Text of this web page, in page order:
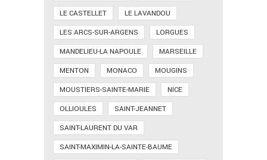
LE CASTELLET
LE LAVANDOU
LES ARCS-SUR-ARGENS
LORGUES
MANDELIEU-LA NAPOULE
MARSEILLE
MENTON
MONACO
MOUGINS
MOUSTIERS-SAINTE-MARIE
NICE
OLLIOULES
SAINT-JEANNET
SAINT-LAURENT DU VAR
SAINT-MAXIMIN-LA-SAINTE-BAUME